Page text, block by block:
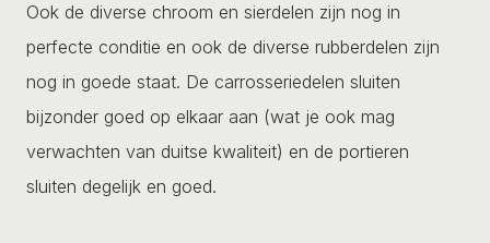
Ook de diverse chroom en sierdelen zijn nog in
perfecte conditie en ook de diverse rubberdelen zijn
nog in goede staat. De carrosseriedelen sluiten
bijzonder goed op elkaar aan (wat je ook mag
verwachten van duitse kwaliteit) en de portieren
sluiten degelijk en goed.